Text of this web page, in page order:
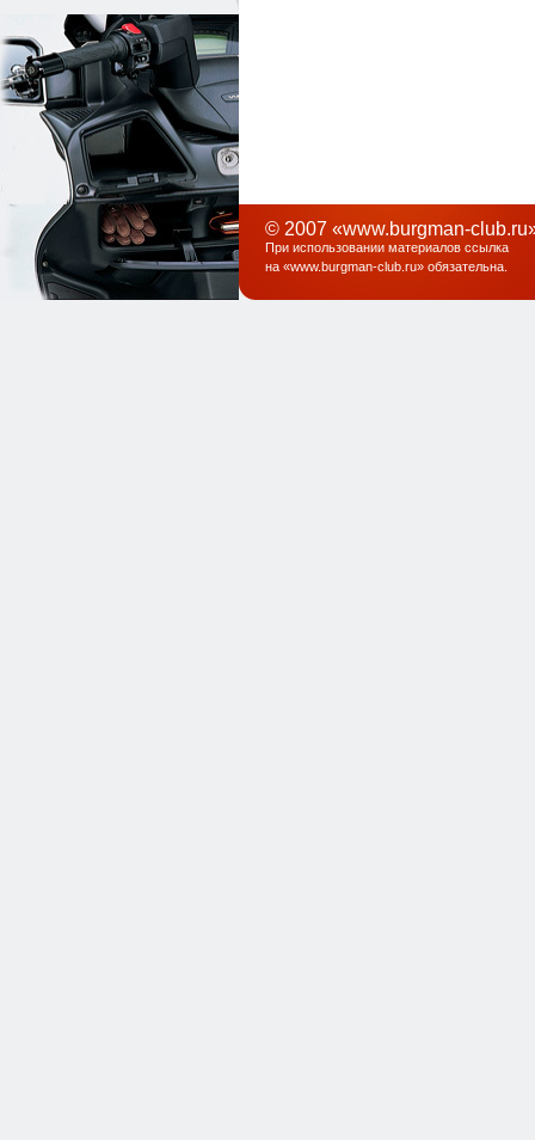
© 2007 «www.burgman-
При использовании материалов ссылка
на «www.burgman-club.ru» обязательна